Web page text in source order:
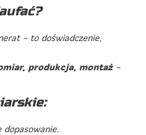
– to doświadczenie,
produkcja, montaż–